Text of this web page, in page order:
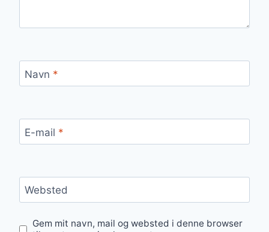
Navn *
E-mail *
Websted
Gem mit navn, mail og websted i denne browser